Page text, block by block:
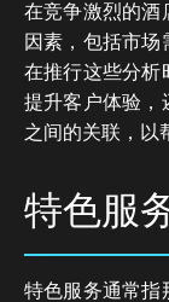
在竞争激烈的酒
因素，包括市
在推行这些分
提升客户体验，
之间的关联，以
特色服
特色服务通常指